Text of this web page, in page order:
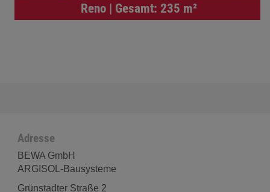
Reno | Gesamt: 235 m²
Adresse
BEWA GmbH
ARGISOL-Bausysteme
Grünstadter Straße 2